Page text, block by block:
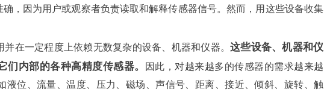
，因为用户或观察者负责读取和解释传感器信号。然而，用这些设备收集
在一定程度上依赖无数复杂的设备、机器和仪器。这些设备、机器和仪
内部的各种高精度传感器。 因此，对越来越多的传感器的需求越来越
液位、流量、温度、压力、磁场、声信号、距离、接近、倾斜、旋转、触